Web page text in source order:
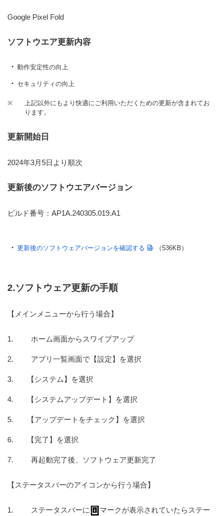
Google Pixel Fold
ソフトウエア更新内容
動作安定性の向上
セキュリティの向上
※
上記以外にもより快適にご利用いただくための更新が含まれてお
ります。
更新開始日
2024年3月5日より順次
更新後のソフトウエアバージョン
ビルド番号：AP1A.240305.019.A1
更新後のソフトウェアバージョンを確認する （536KB）
2.ソフトウェア更新の手順
【メインメニューから行う場合】
ホーム画面からスワイプアップ
アプリ一覧画面で【設定】を選択
【システム】を選択
【システムアップデート】を選択
【アップデートをチェック】を選択
【完了】を選択
再起動完了後、ソフトウェア更新完了
【ステータスバーのアイコンから行う場合】
ステータスバーに
マークが表示されていたらステー